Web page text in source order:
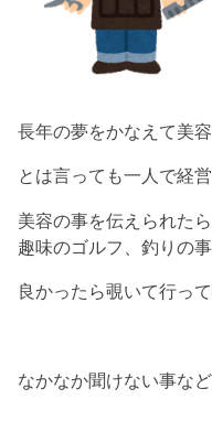
長年の夢をかなえて美
とは言っても一人で経
美容の事を伝えられた
趣味のゴルフ、釣りの
良かったら覗いて行って
なかなか聞けない事な